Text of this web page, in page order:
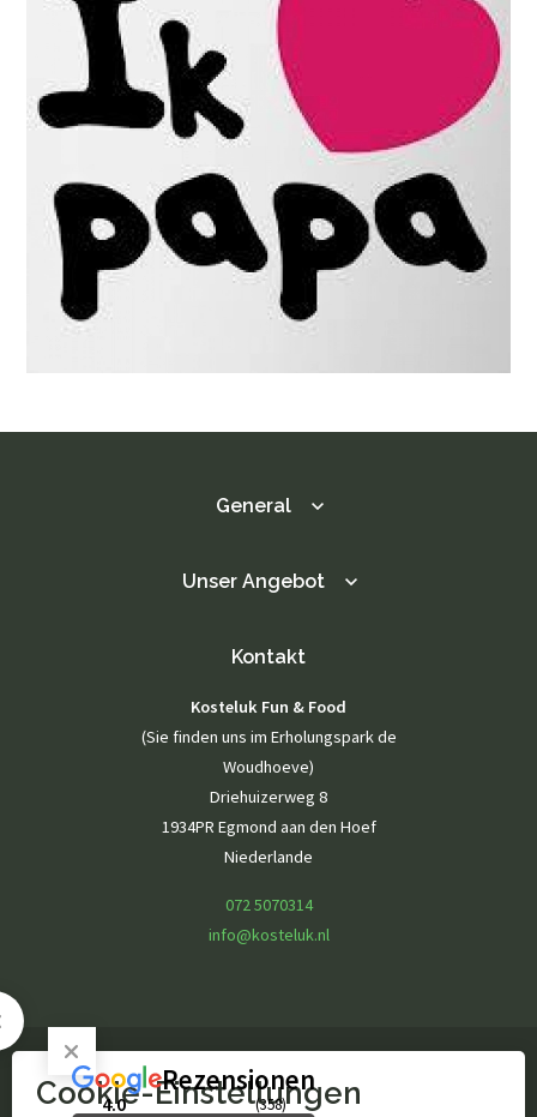
Getränke für die Gruppe
Familientreffen
Mutterschaftsfeier
Geburtstag
Hochzeit
Firmenfeier
Kinderfeste
Einfache Party
Themenparty
Spieloptionen
Aktivitäten für Kinder
Spiele
Spielplatz
Draußen spielen
General
Unser Angebot
Kontakt
Kosteluk Fun & Food
(Sie finden uns im Erholungspark de
Woudhoeve)
Driehuizerweg 8
1934PR Egmond aan den Hoef
Niederlande
072 5070314
info@kosteluk.nl
© Kosteluk Fun & Food
Rezensionen
4.0 (358)
Cookie-Einstellungen